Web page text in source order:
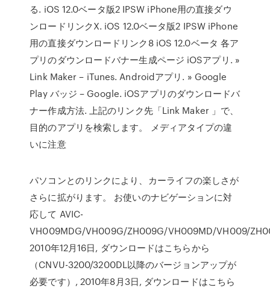
る. iOS 12.0ベータ版2 IPSW iPhone用の直接ダウ
ンロードリンクX. iOS 12.0ベータ版2 IPSW iPhone
用の直接ダウンロードリンク8 iOS 12.0ベータ 各ア
プリのダウンロードバナー生成ページ iOSアプリ. »
Link Maker – iTunes. Androidアプリ. » Google
Play バッジ – Google. iOSアプリのダウンロードバ
ナー作成方法. 上記のリンク先「Link Maker 」で、
目的のアプリを検索します。 メディアタイプの違
いに注意
パソコンとのリンクにより、カーライフの楽しさが
さらに拡がります。 お使いのナビゲーションに対
応して AVIC-
VH009MDG/VH009G/ZH009G/VH009MD/VH009/
2010年12月16日, ダウンロードはこちらから
（CNVU-3200/3200DL以降のバージョンアップが
必要です）, 2010年8月3日, ダウンロードはこちら